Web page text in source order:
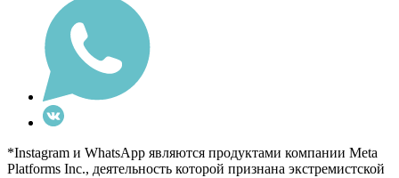
*Instagram и WhatsApp являются продуктами компании Meta
Platforms Inc., деятельность которой признана экстремистской